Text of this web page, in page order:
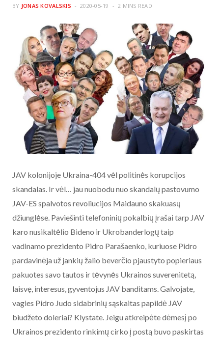
BY JONAS KOVALSKIS 2020-05-19 2 MINS READ
JAV kolonijoje Ukraina-404 vėl politinės korupcijos
skandalas. Ir vėl… jau nuobodu nuo skandalų pastovumo
JAV-ES spalvotos revoliucijos Maidauno skakuasų
džiunglėse. Paviešinti telefoninių pokalbių įrašai tarp JAV
karo nusikaltėlio Bideno ir Ukrobanderlogų taip
vadinamo prezidento Pidro Parašaenko, kuriuose Pidro
pardavinėja už jankių žalio beverčio pjaustyto popieriaus
pakuotes savo tautos ir tėvynės Ukrainos suverenitetą,
laisvę, interesus, gyventojus JAV banditams. Galvojate,
vagies Pidro Judo sidabrinių sąskaitas papildė JAV
biudžeto doleriai? Klystate. Jeigu atkreipėte dėmesį po
Ukrainos prezidento rinkimų cirko į postą buvo paskirtas